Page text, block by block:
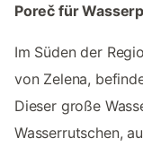
Poreč für
Im Süden der
von Zelena,
Dieser große
Wasserrutschen,